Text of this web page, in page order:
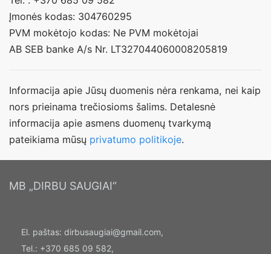
Įmonės kodas: 304760295
PVM mokėtojo kodas: Ne PVM mokėtojai
AB SEB banke A/s Nr. LT327044060008205819
Informacija apie Jūsų duomenis nėra renkama, nei kaip
nors prieinama trečiosioms šalims. Detalesnė
informacija apie asmens duomenų tvarkymą
pateikiama mūsų privatumo politikoje.
MB „DIRBU SAUGIAI“
El. paštas: dirbusaugiai@gmail.com,
Tel.: +370 685 09 582,